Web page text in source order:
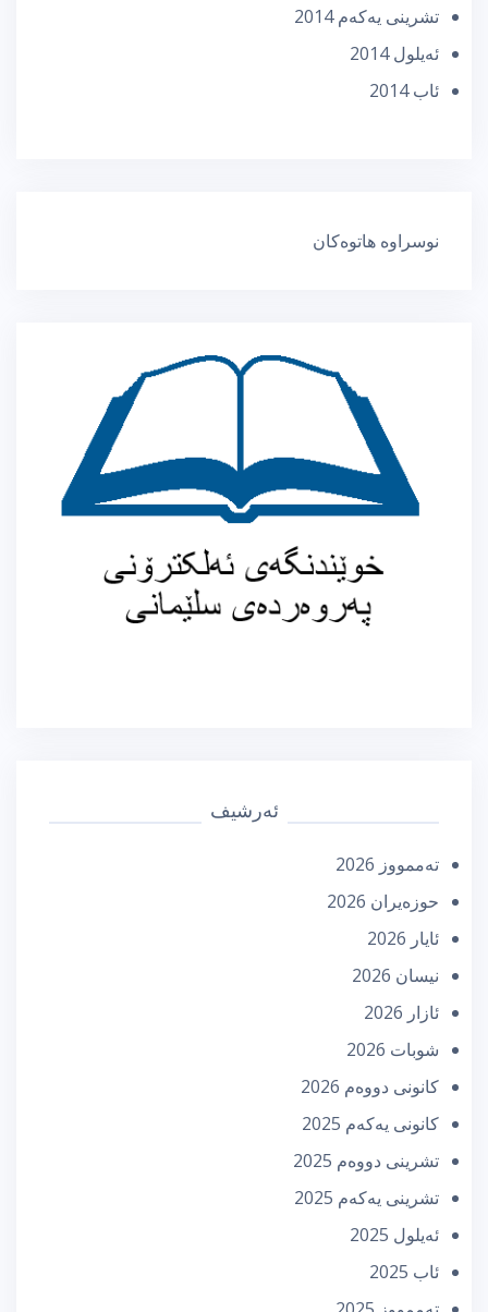
تشرینی یه‌كه‌م 2014
ئه‌یلول 2014
ئاب 2014
نوسراوە هاتوەکان
ئەرشیف
تەممووز 2026
حوزه‌یران 2026
ئایار 2026
نیسان 2026
ئازار 2026
شوبات 2026
كانونی دووه‌م 2026
كانونی یه‌كه‌م 2025
تشرینی دووه‌م 2025
تشرینی یه‌كه‌م 2025
ئه‌یلول 2025
ئاب 2025